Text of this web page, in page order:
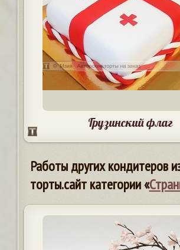
Грузинский флаг
Работы других кондитеров
торты.сайт категории «